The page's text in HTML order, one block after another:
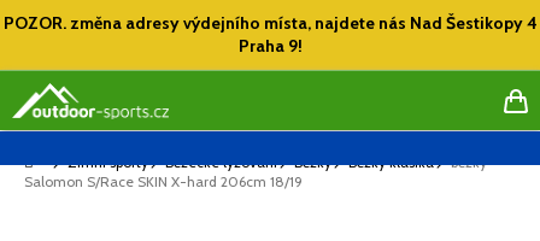
na
POZOR. změna adresy výdejního místa, najdete nás Nad Šestikopy 4
Praha 9!
Domů
Zimní sporty Běžecké lyžování Běžky Běžky klasika
běžky
Salomon S/Race SKIN X-hard 206cm 18/19